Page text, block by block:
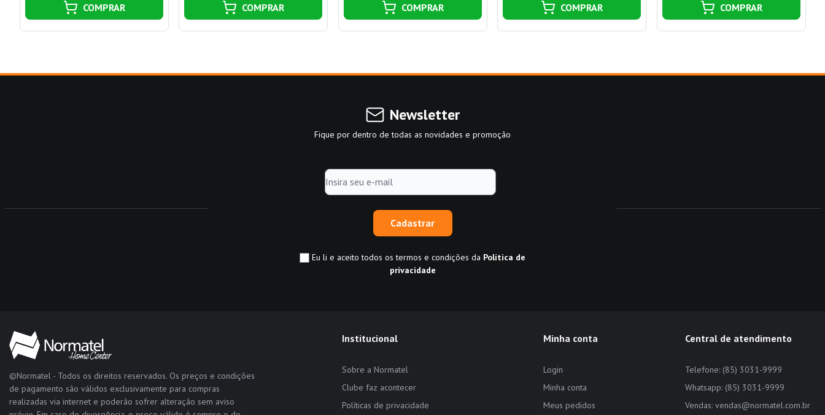
COMPRAR COMPRAR COMPRAR COMPRAR COMPRAR
Newsletter
Fique por dentro de todas as novidades e promoção
Cadastrar
Eu li e aceito todos os termos e condições da Política de
privacidade
©Normatel - Todos os direitos reservados. Os preços e condições
de pagamento são válidos exclusivamente para compras
realizadas via internet e poderão sofrer alteração sem aviso
Institucional
Sobre a Normatel
Clube faz acontecer
Políticas de privacidade
Minha conta
Login
Minha conta
Meus pedidos
Central de atendimento
Telefone: (85) 3031-9999
Whatsapp: (85) 3031-9999
Vendas: vendas@normatel.com.br